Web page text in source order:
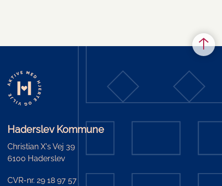
Haderslev Kommune
Christian X's Vej 39
6100 Haderslev
CVR-nr. 29 18 97 57